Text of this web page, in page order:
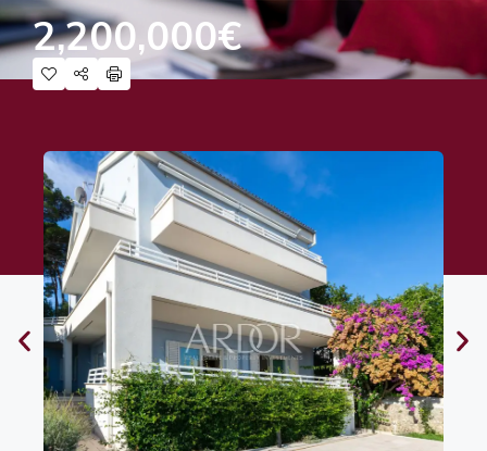
2,200,000€